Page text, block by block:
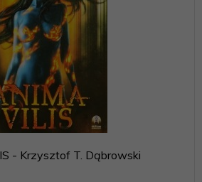
- Krzysztof T. Dąbrowski